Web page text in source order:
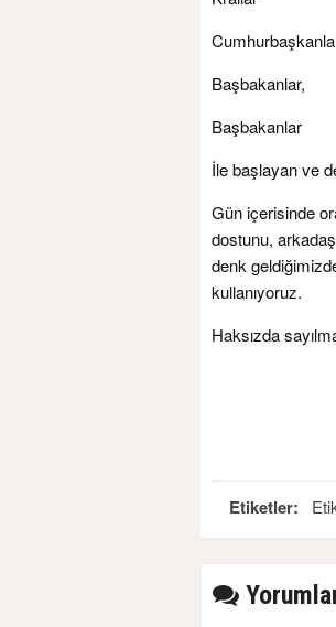
Başbakanlar,
Başbakanlar
İle başlayan ve
Gün içerisinde
dostunu,
denk
kullanıyoruz.
Haksızda
Etiketler: